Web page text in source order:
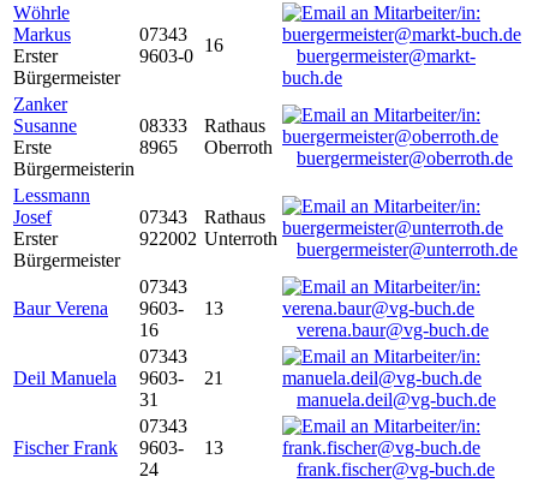
Wöhrle
Markus
Erster
Bürgermeister
07343
9603-0
16
buergermeister@markt-
buch.de
Zanker
Susanne
Erste
Bürgermeisterin
08333
8965
Rathaus
Oberroth
buergermeister@oberroth.de
Lessmann
Josef
Erster
Bürgermeister
07343
922002
Rathaus
Unterroth
buergermeister@unterroth.de
Baur Verena
07343
9603-
16
13
verena.baur@vg-buch.de
Deil Manuela
07343
9603-
31
21
manuela.deil@vg-buch.de
Fischer Frank
07343
9603-
24
13
frank.fischer@vg-buch.de